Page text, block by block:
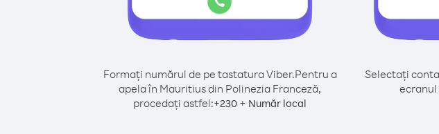
Formați numărul de pe tastatura Viber.Pentru a
apela în Mauritius din Polinezia Franceză,
procedați astfel:+230 + Număr local
Selectați